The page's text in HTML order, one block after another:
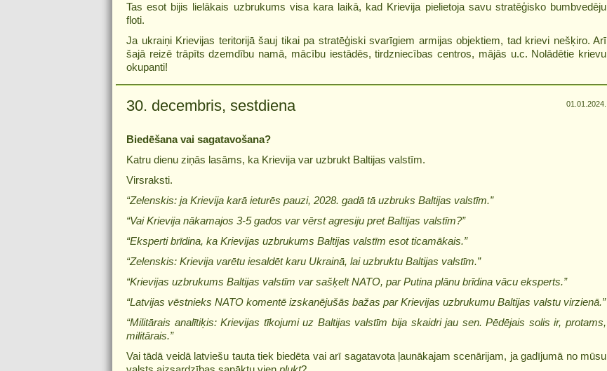
Tas esot bijis lielākais uzbrukums visa kara laikā, kad Krievija pielietoja savu stratēģisko bumbvedēju
floti.
Ja ukraiņi Krievijas teritorijā šauj tikai pa stratēģiski svarīgiem armijas objektiem, tad krievi nešķiro. Arī
šajā reizē trāpīts dzemdību namā, mācību iestādēs, tirdzniecības centros, mājās u.c. Nolādētie krievu
okupanti!
30. decembris, sestdiena 01.01.2024.
Biedēšana vai sagatavošana?
Katru dienu ziņās lasāms, ka Krievija var uzbrukt Baltijas valstīm.
Virsraksti.
“Zelenskis: ja Krievija karā ieturēs pauzi, 2028. gadā tā uzbruks Baltijas valstīm.”
“Vai Krievija nākamajos 3-5 gados var vērst agresiju pret Baltijas valstīm?”
“Eksperti brīdina, ka Krievijas uzbrukums Baltijas valstīm esot ticamākais.”
“Zelenskis: Krievija varētu iesaldēt karu Ukrainā, lai uzbruktu Baltijas valstīm.”
“Krievijas uzbrukums Baltijas valstīm var sašķelt NATO, par Putina plānu brīdina vācu eksperts.”
“Latvijas vēstnieks NATO komentē izskanējušās bažas par Krievijas uzbrukumu Baltijas valstu virzienā.”
“Militārais analītiķis: Krievijas tīkojumi uz Baltijas valstīm bija skaidri jau sen. Pēdējais solis ir, protams,
militārais.”
Vai tādā veidā latviešu tauta tiek biedēta vai arī sagatavota ļaunākajam scenārijam, ja gadījumā no mūsu